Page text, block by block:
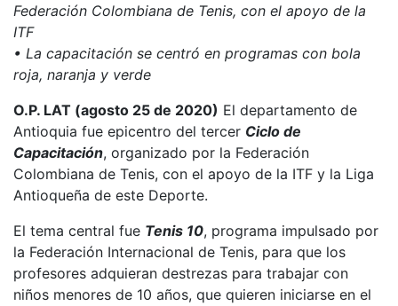
Federación Colombiana de Tenis, con el apoyo de la
ITF
• La capacitación se centró en programas con bola
roja, naranja y verde
O.P. LAT (agosto 25 de 2020) El departamento de
Antioquia fue epicentro del tercer Ciclo de
Capacitación, organizado por la Federación
Colombiana de Tenis, con el apoyo de la ITF y la Liga
Antioqueña de este Deporte.
El tema central fue Tenis 10, programa impulsado por
la Federación Internacional de Tenis, para que los
profesores adquieran destrezas para trabajar con
niños menores de 10 años, que quieren iniciarse en el